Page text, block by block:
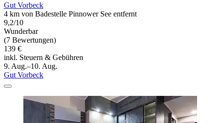
Gut Vorbeck
4 km von Badestelle Pinnower See entfernt
9,2/10
Wunderbar
(7 Bewertungen)
139 €
inkl. Steuern & Gebühren
9. Aug.–10. Aug.
Gut Vorbeck